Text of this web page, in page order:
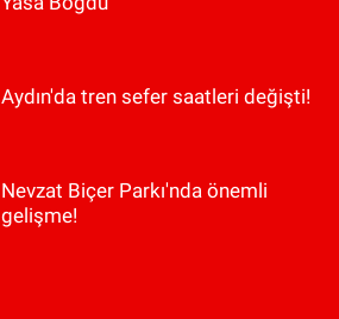
Aydın'da tren sefer saatleri değişti!
Nevzat Biçer Parkı'nda önemli
gelişme!